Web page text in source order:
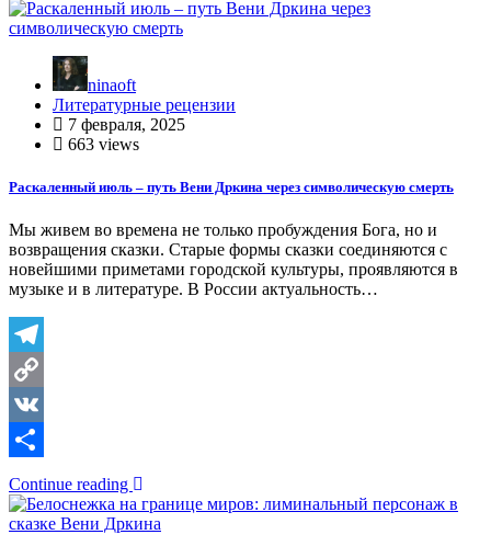
ninaoft
Литературные рецензии
7 февраля, 2025
663 views
Раскаленный июль – путь Вени Дркина через символическую смерть
Мы живем во времена не только пробуждения Бога, но и
возвращения сказки. Старые формы сказки соединяются с
новейшими приметами городской культуры, проявляются в
музыке и в литературе. В России актуальность…
Telegram
Copy
Link
VK
Отправить
Continue reading